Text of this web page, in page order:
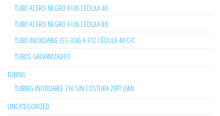
TUBO ACERO NEGRO A106 CÉDULA 40
TUBO ACERO NEGRO A106 CÉDULA 80
TUBO INOXIDABLE (SS-304) A-312 CÉDULA 40 C/C
TUBOS GALVANIZADOS
TUBING
TUBING INOXIDABLE 316 SIN COSTURA 20FT (6M)
UNCATEGORIZED